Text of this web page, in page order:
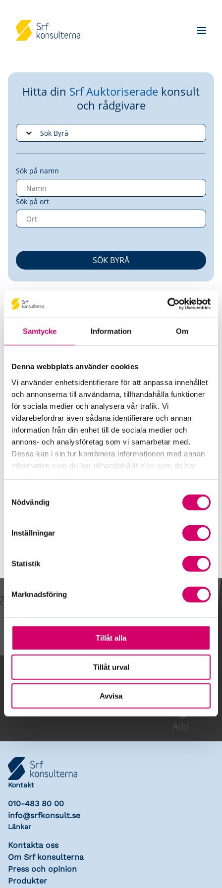
Samtycke Information Om
Denna webbplats använder cookies
Vi använder enhetsidentifierare för att anpassa innehållet
och annonserna till användarna, tillhandahålla funktioner
för sociala medier och analysera vår trafik. Vi
vidarebefordrar även sådana identifierare och annan
information från din enhet till de sociala medier och
annons- och analysföretag som vi samarbetar med.
Dessa kan i sin tur kombinera informationen med annan
information som du har tillhandahållit eller som de har
Nödvändig
Inställningar
Statistik
Marknadsföring
Tillåt alla
Tillåt urval
Avvisa
Hitta din Srf Auktoriserade konsult
och rådgivare
Sök på namn
Sök på ort
Auktoriserad Redovisningskonsult
Baker Tilly GA Revision AB
Mariestad
Telefon
0501-39 93 11
Mobiltelefon
Gå till kalendariet
Lägg till i kalender
Kontakt
010-483 80 00
info@srfkonsult.se
Länkar
Kontakta oss
Om Srf konsulterna
Press och opinion
Produkter